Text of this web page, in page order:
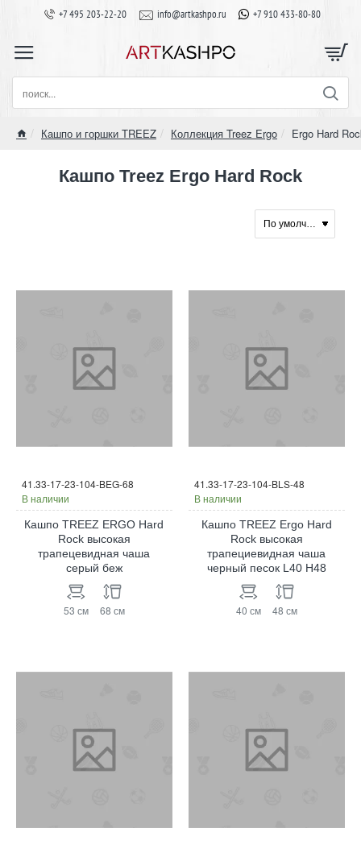
+7 495 203-22-20 info@artkashpo.ru +7 910 433-80-80
поиск...
Кашпо и горшки TREEZ Коллекция Treez Ergo Ergo Hard
Кашпо Treez Ergo Hard Rock
41.33-17-23-104-BEG-68
В наличии
Кашпо TREEZ ERGO Hard
Rock высокая
трапецевидная чаша
серый беж
53 см 68 см
41.33-17-23-104-BLS-48
В наличии
Кашпо TREEZ Ergo Hard
Rock высокая
трапециевидная чаша
черный песок L40 H48
40 см 48 см